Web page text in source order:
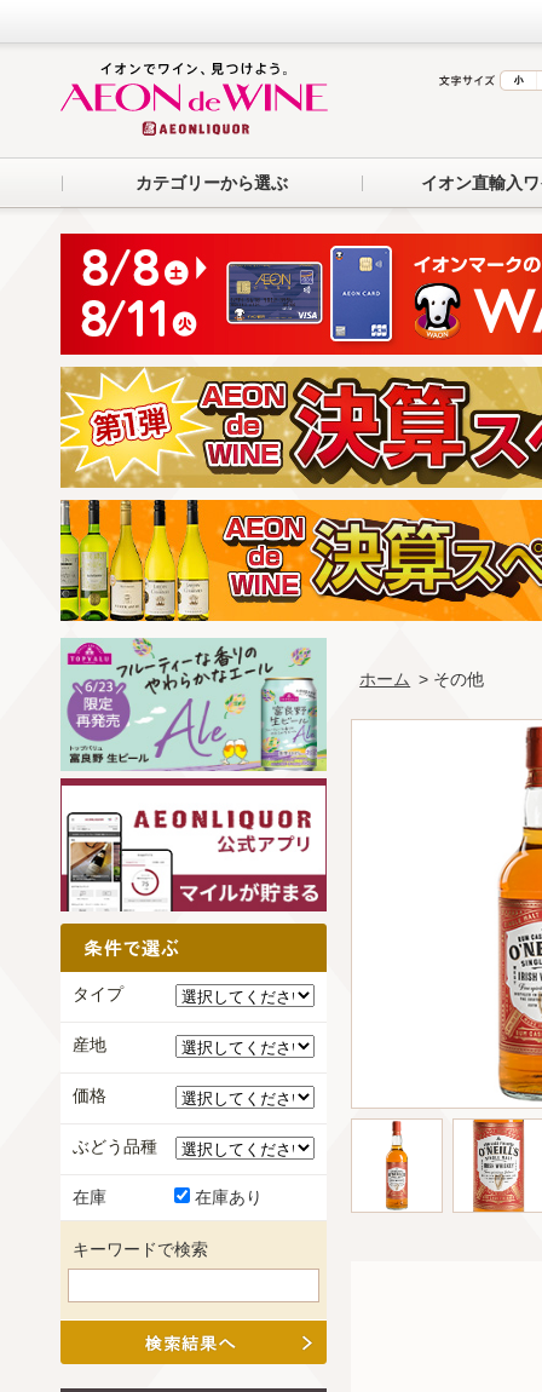
カテゴリーから選ぶ イオン直輸入
ホーム > その他
タイプ
産地
価格
ぶどう品種
在庫 在庫あり
キーワードで検索